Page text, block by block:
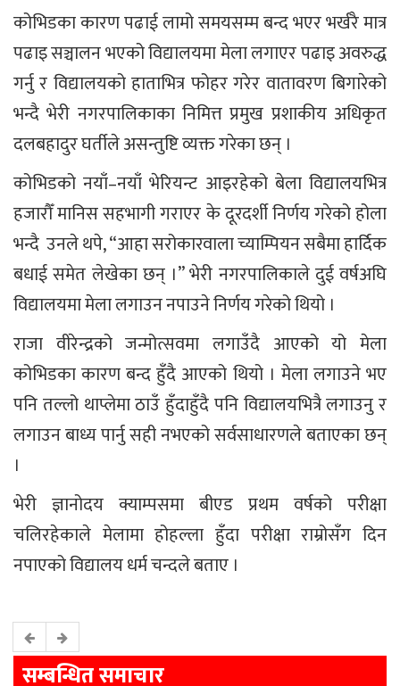
कोभिडका कारण पढाई लामो समयसम्म बन्द भएर भर्खरै मात्र
पढाइ सञ्चालन भएको विद्यालयमा मेला लगाएर पढाइ अवरुद्ध
गर्नु र विद्यालयको हाताभित्र फोहर गरेर वातावरण बिगारेको
भन्दै भेरी नगरपालिकाका निमित्त प्रमुख प्रशाकीय अधिकृत
दलबहादुर घर्तीले असन्तुष्टि व्यक्त गरेका छन् ।
कोभिडको नयाँ–नयाँ भेरियन्ट आइरहेको बेला विद्यालयभित्र
हजारौँ मानिस सहभागी गराएर के दूरदर्शी निर्णय गरेको होला
भन्दै उनले थपे, “आहा सरोकारवाला च्याम्पियन सबैमा हार्दिक
बधाई समेत लेखेका छन् ।” भेरी नगरपालिकाले दुई वर्षअघि
विद्यालयमा मेला लगाउन नपाउने निर्णय गरेको थियो ।
राजा वीरेन्द्रको जन्मोत्सवमा लगाउँदै आएको यो मेला
कोभिडका कारण बन्द हुँदै आएको थियो । मेला लगाउने भए
पनि तल्लो थाप्लेमा ठाउँ हुँदाहुँदै पनि विद्यालयभित्रै लगाउनु र
लगाउन बाध्य पार्नु सही नभएको सर्वसाधारणले बताएका छन्
।
भेरी ज्ञानोदय क्याम्पसमा बीएड प्रथम वर्षको परीक्षा
चलिरहेकाले मेलामा होहल्ला हुँदा परीक्षा राम्रोसँग दिन
नपाएको विद्यालय धर्म चन्दले बताए ।
सम्बन्धित समाचार